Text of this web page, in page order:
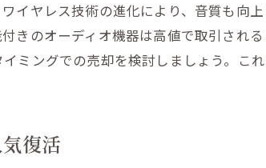
オーディオ機器とカメラの価値を保つ方法
迅速な売却で高価買取を実現するポイント
中古市場での価格変動を予測する技術
地元の口コミを活用して業者を選ぶ
イヤレス技術の進化により、音質も向
きのオーディオ機器は高値で取引され
ミングでの売却を検討しましょう。こ
復活